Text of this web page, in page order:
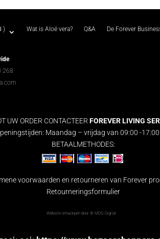
) Wat is Aloë vera? Q&A De Forever
268
UW ORDER CONTACTEER FOREVER LIVING
Maandag – vrijdag van 09:00 -
BETAALMETHODES:
voorwaarden en retourneren van Forever
Retourneringsformulier
Website ontworpen door © MDG Digital